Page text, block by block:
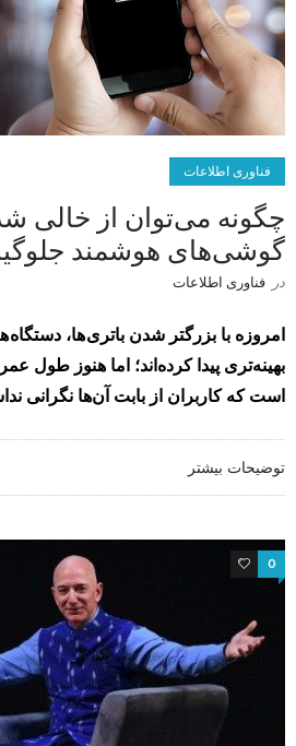
فناوری اطلاعات
چگونه می‌توان از خالی
گوشی‌های هوشمند
در فناوری اطلاعات
امروزه با بزرگتر شدن باتری ها،
بهینه‌تری پیدا کرده‌اند؛ اما هنوز طول
است که کاربران از بابت آن‌ها نگرانی
توضیحات بیشتر
0
0